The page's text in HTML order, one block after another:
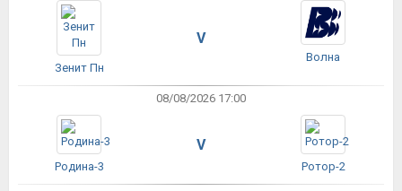
Зенит Пн
V
Волна
08/08/2026 17:00
Родина-3
V
Ротор-2